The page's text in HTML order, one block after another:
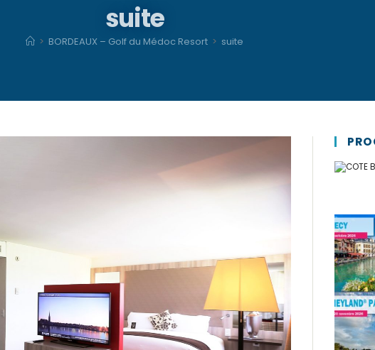
suite
> BORDEAUX – Golf du Médoc Resort > suite